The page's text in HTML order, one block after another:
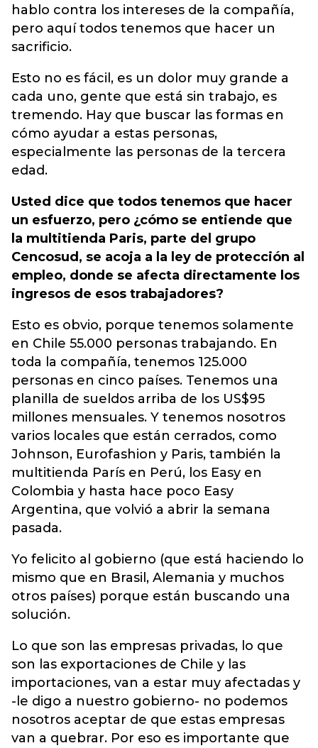
hablo contra los intereses de la compañía,
pero aquí todos tenemos que hacer un
sacrificio.
Esto no es fácil, es un dolor muy grande a
cada uno, gente que está sin trabajo, es
tremendo. Hay que buscar las formas en
cómo ayudar a estas personas,
especialmente las personas de la tercera
edad.
Usted dice que todos tenemos que hacer
un esfuerzo, pero ¿cómo se entiende que
la multitienda Paris, parte del grupo
Cencosud, se acoja a la ley de protección al
empleo, donde se afecta directamente los
ingresos de esos trabajadores?
Esto es obvio, porque tenemos solamente
en Chile 55.000 personas trabajando. En
toda la compañía, tenemos 125.000
personas en cinco países. Tenemos una
planilla de sueldos arriba de los US$95
millones mensuales. Y tenemos nosotros
varios locales que están cerrados, como
Johnson, Eurofashion y Paris, también la
multitienda París en Perú, los Easy en
Colombia y hasta hace poco Easy
Argentina, que volvió a abrir la semana
pasada.
Yo felicito al gobierno (que está haciendo lo
mismo que en Brasil, Alemania y muchos
otros países) porque están buscando una
solución.
Lo que son las empresas privadas, lo que
son las exportaciones de Chile y las
importaciones, van a estar muy afectadas y
-le digo a nuestro gobierno- no podemos
nosotros aceptar de que estas empresas
van a quebrar. Por eso es importante que